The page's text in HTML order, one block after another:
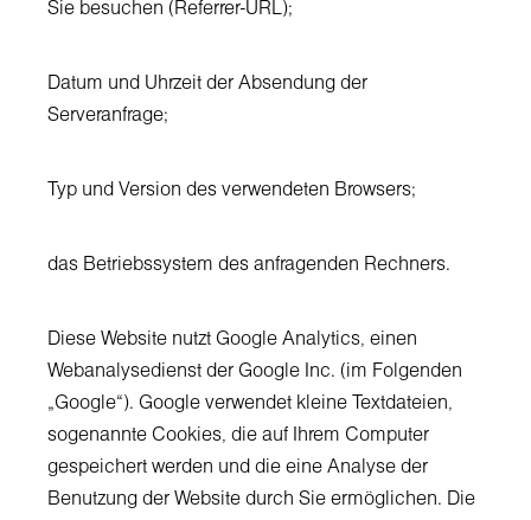
Sie besuchen (Referrer-URL);
Datum und Uhrzeit der Absendung der
Serveranfrage;
Typ und Version des verwendeten Browsers;
das Betriebssystem des anfragenden Rechners.
Diese Website nutzt Google Analytics, einen
Webanalysedienst der Google Inc. (im Folgenden
„Google“). Google verwendet kleine Textdateien,
sogenannte Cookies, die auf Ihrem Computer
gespeichert werden und die eine Analyse der
Benutzung der Website durch Sie ermöglichen. Die